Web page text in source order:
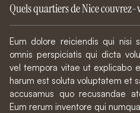
Quels quartiers de Nice couvrez-
Eum dolore reiciendis qui nisi
omnis perspiciatis qui dicta
vel tempora vitae ut explicabo
harum est soluta voluptatem et
accusamus quo recusandae
Eum rerum inventore qui